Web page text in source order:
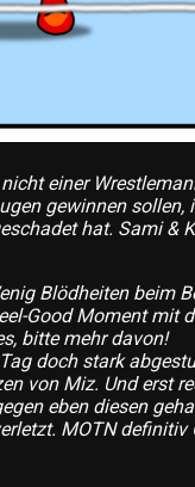
einer
gewinnen sollen,
hat. Sami &
Blödheiten beim
Good Moment mit
bitte mehr davon!
doch stark
von Miz. Und erst
eben diesen
MOTN definitiv